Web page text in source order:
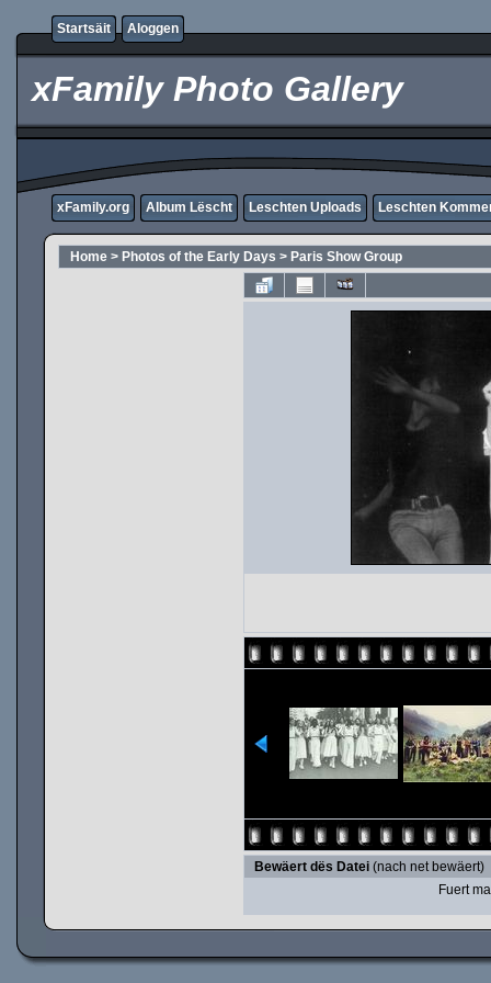
Startsäit Aloggen
xFamily Photo Gallery
xFamily.org Album Lëscht Leschten Uploads Leschten
Home > Photos of the Early Days > Paris Show Group
Bewäert dës Datei(nach net bewäert)
Fuert